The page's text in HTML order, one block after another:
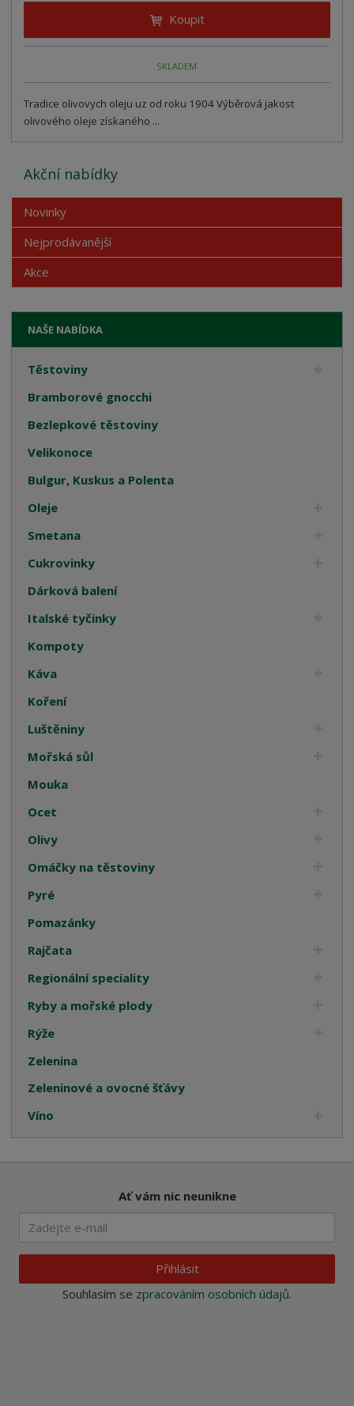
Koupit
SKLADEM
Tradice olivovych oleju uz od roku 1904 Výběrová jakost
olivového oleje získaného ...
NAŠE NABÍDKA
Těstoviny
Bramborové gnocchi
Bezlepkové těstoviny
Velikonoce
Bulgur, Kuskus a Polenta
Oleje
Smetana
Cukrovinky
Dárková balení
Italské tyčinky
Kompoty
Káva
Koření
Luštěniny
Mořská sůl
Mouka
Ocet
Olivy
Omáčky na těstoviny
Pyré
Pomazánky
Rajčata
Regionální speciality
Ryby a mořské plody
Rýže
Zelenina
Zeleninové a ovocné šťávy
Víno
Akční nabídky
Novinky
Nejprodávanější
Akce
Ať vám nic neunikne
Přihlásit
Souhlasím se zpracováním osobních údajů.